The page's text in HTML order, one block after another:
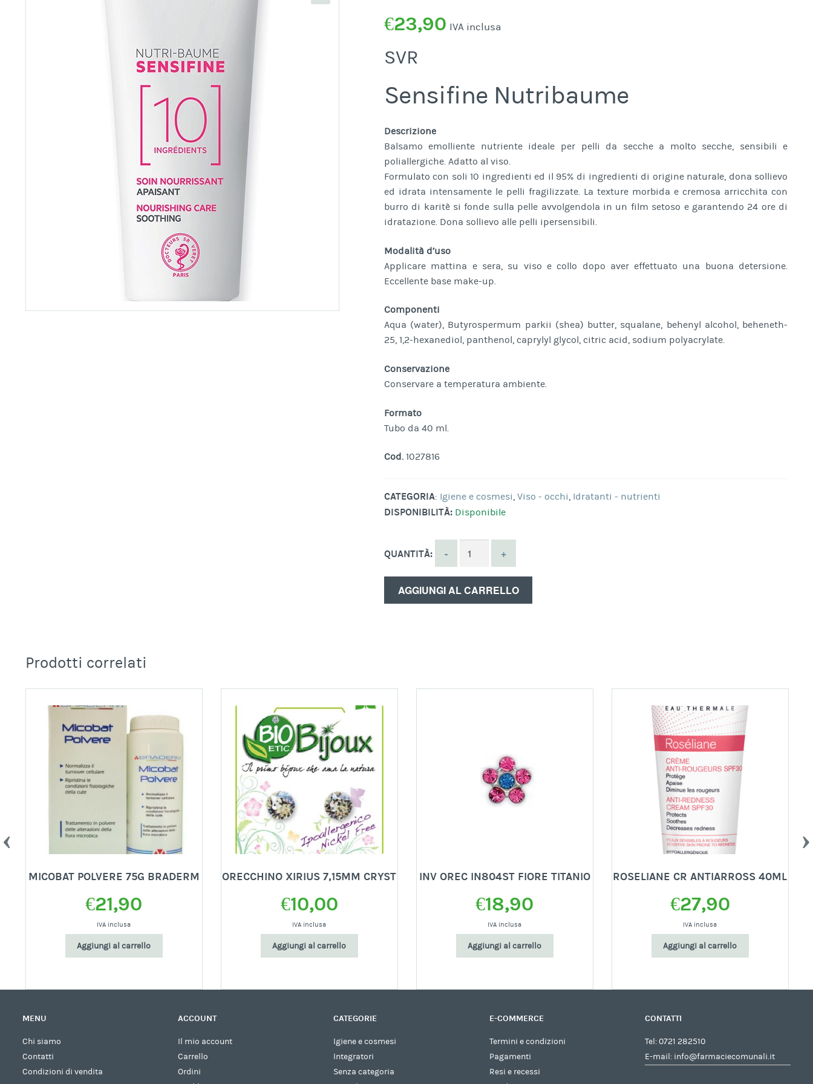
€23,90 IVA inclusa
SVR
Sensifine Nutribaume
Descrizione
Balsamo emolliente nutriente ideale per pelli da secche a molto secche, sensibili e
poliallergiche. Adatto al viso.
Formulato con soli 10 ingredienti ed il 95% di ingredienti di origine naturale, dona sollievo
ed idrata intensamente le pelli fragilizzate. La texture morbida e cremosa arricchita con
burro di karitè si fonde sulla pelle avvolgendola in un film setoso e garantendo 24 ore di
idratazione. Dona sollievo alle pelli ipersensibili.
Modalità d’uso
Applicare mattina e sera, su viso e collo dopo aver effettuato una buona detersione.
Eccellente base make-up.
Componenti
Aqua (water), Butyrospermum parkii (shea) butter, squalane, behenyl alcohol, beheneth-
25, 1,2-hexanediol, panthenol, caprylyl glycol, citric acid, sodium polyacrylate.
Conservazione
Conservare a temperatura ambiente.
Formato
Tubo da 40 ml.
Cod.1027816
CATEGORIA: Igiene e cosmesi, Viso - occhi, Idratanti - nutrienti
DISPONIBILITÀ: Disponibile
QUANTITÀ:
AGGIUNGI AL CARRELLO
Prodotti correlati
MICOBAT POLVERE 75G BRADERM
€21,90
IVA inclusa
Aggiungi al carrello
ORECCHINO XIRIUS 7,15MM CRYST
€10,00
IVA inclusa
Aggiungi al carrello
INV OREC IN804ST FIORE TITANIO
€18,90
IVA inclusa
Aggiungi al carrello
ROSELIANE CR ANTIARROSS 40ML
€27,90
IVA inclusa
Aggiungi al carrello
MENU
Chi siamo
Contatti
Condizioni di vendita
ACCOUNT
Il mio account
Carrello
Ordini
CATEGORIE
Igiene e cosmesi
Integratori
Senza categoria
E-COMMERCE
Termini e condizioni
Pagamenti
Resi e recessi
CONTATTI
Tel:0721 282510
E-mail: info@farmaciecomunali.it